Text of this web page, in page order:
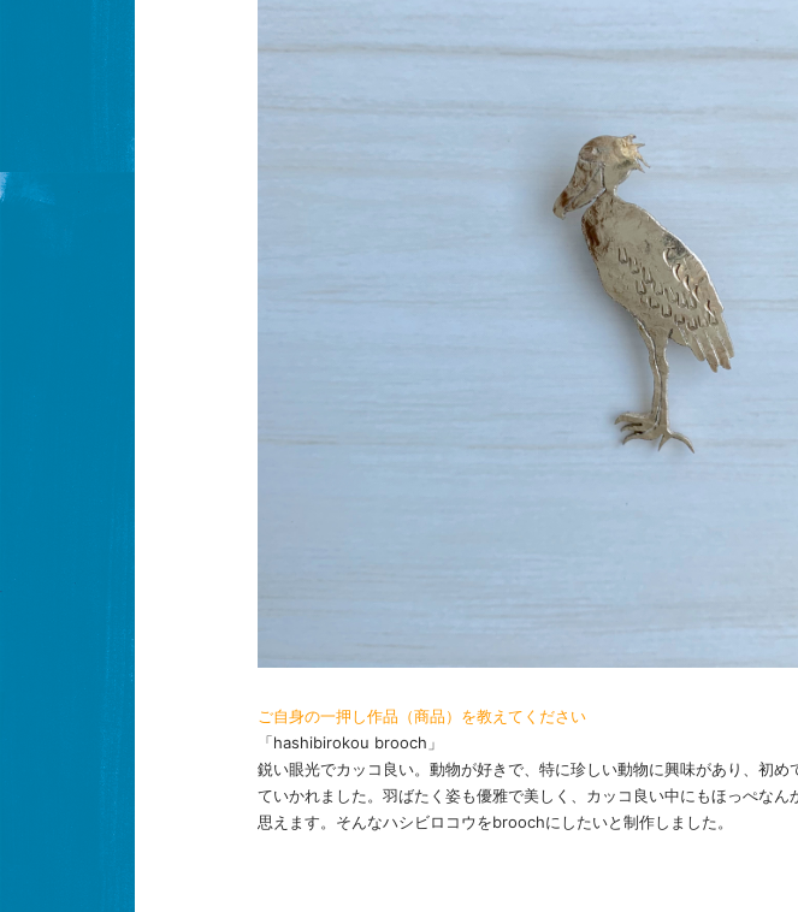
ご自身の一押し作品（商品）を教えてください
「hashibirokou brooch」
鋭い眼光でカッコ良い。動物が好きで、特に珍しい動物に興味があり、初め
ていかれました。羽ばたく姿も優雅で美しく、カッコ良い中にもほっぺなん
思えます。そんなハシビロコウをbroochにしたいと制作しました。